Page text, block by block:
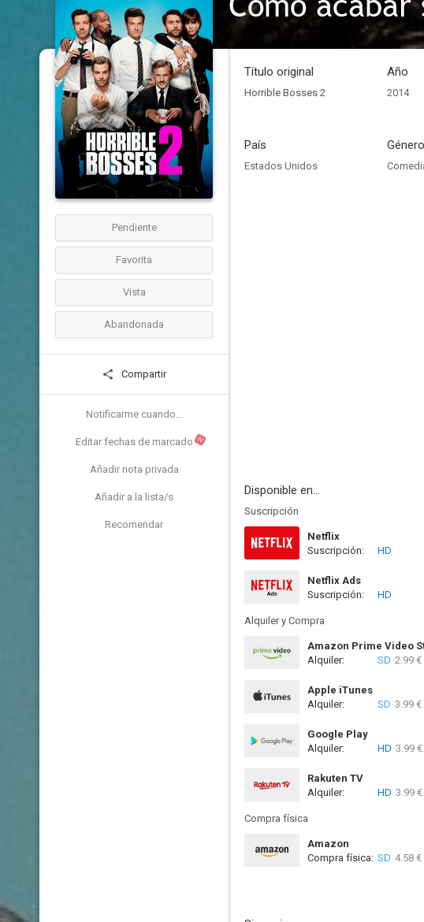
Pendiente
Favorita
Vista
Abandonada
Compartir
Notificarme cuando...
Editar fechas de marcado N
Añadir nota privada
Añadir a la lista/s
Recomendar
Título original
Horrible Bosses 2
Año
2014
País
Estados Unidos
Disponible en...
Suscripción
Netflix
Suscripción:
HD
Netflix Ads
Suscripción:
HD
Alquiler y Compra
Amazon Prime Video
Alquiler:
SD 2.99 €
Apple iTunes
Alquiler:
SD 3.99 €
Google Play
Alquiler:
HD 3.99 €
Rakuten TV
Alquiler:
HD 3.99 €
Compra física
Amazon
Compra física: SD 4.58 €